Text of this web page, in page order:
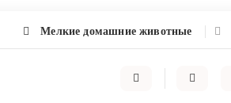
Мелкие домашние животные